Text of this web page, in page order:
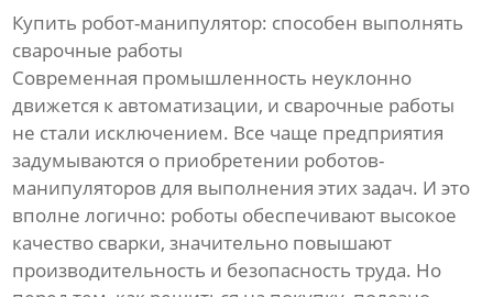
О Hас
Контакты
Купить робот-манипулятор: способен выполнять
сварочные работы
Современная промышленность неуклонно
движется к автоматизации, и сварочные работы
не стали исключением. Все чаще предприятия
задумываются о приобретении роботов-
манипуляторов для выполнения этих задач. И это
вполне логично: роботы обеспечивают высокое
качество сварки, значительно повышают
производительность и безопасность труда. Но